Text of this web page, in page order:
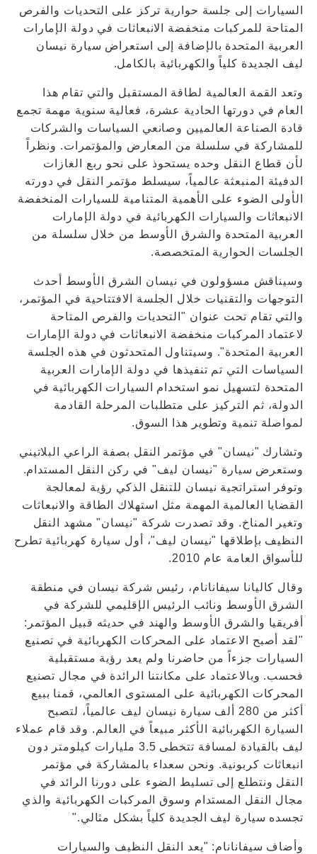
السيارات إلى جلسة حوارية تركز على التحديات والفرص
المتاحة للمركبات منخفضة الانبعاثات في دولة الإمارات
العربية المتحدة بالإضافة إلى استعراض سيارة نيسان
ليف الجديدة كلياً والكهربائية بالكامل.
وتعد القمة العالمية لطاقة المستقبل والتي تقام هذا
العام في دورتها الحادية عشرة، فعالية سنوية مهمة تجمع
قادة الصناعة العالميين وصانعي السياسات والشركات
للمشاركة في سلسلة من المعارض والمؤتمرات. ونظراً
لأن قطاع النقل وحده يستحوذ على نحو ربع الغازات
الدفيئة المنبعثة عالمياً، سيسلط مؤتمر النقل في دورته
الأولى الضوء على الأهمية المتنامية للسيارات المنخفضة
الانبعاثات والسيارات الكهربائية في دولة الإمارات
العربية المتحدة والشرق الأوسط من خلال سلسلة من
الجلسات الحوارية المتخصصة.
وسيناقش مسؤولون في نيسان الشرق الأوسط أحدث
التوجهات والتقنيات خلال الجلسة الافتتاحية في المؤتمر،
والتي تقام تحت عنوان "التحديات والفرص المتاحة
لاعتماد المركبات منخفضة الانبعاثات في دولة الإمارات
العربية المتحدة". وسيتناول المتحدثون في هذه الجلسة
السياسات التي تم تنفيذها في دولة الإمارات العربية
المتحدة لتسهيل نمو استخدام السيارات الكهربائية في
الدولة، ثم التركيز على متطلبات المرحلة القادمة
لمواصلة تنمية وتطوير هذا السوق.
وتشارك "نيسان" في مؤتمر النقل بصفة الراعي البلاتيني
وستعرض سيارة "نيسان ليف" في ركن النقل المستدام.
وتوفر استراتجية نيسان للتنقل الذكي رؤية لمعالجة
القضايا العالمية المهمة مثل استهلاك الطاقة والانبعاثات
وتغير المناخ. وقد تصدرت شركة "نيسان" مشهد النقل
النظيف بإطلاقها "نيسان ليف"، أول سيارة كهربائية تطرح
للأسواق العامة عام 2010.
وقال كاليانا سيفانانام، رئيس شركة نيسان في منطقة
الشرق الأوسط ونائب الرئيس الإقليمي للشركة في
أفريقيا والشرق الأوسط والهند في حديثه قبيل المؤتمر:
"لقد أصبح الاعتماد على المحركات الكهربائية في تصنيع
السيارات جزءاً من حاضرنا ولم يعد رؤية مستقبلية
فحسب. وبالاعتماد على مكانتنا الرائدة في مجال تصنيع
المحركات الكهربائية على المستوى العالمي، قمنا ببيع
أكثر من 280 ألف سيارة نيسان ليف عالمياً، لتصبح
السيارة الكهربائية الأكثر مبيعاً في العالم. وقد قام عملاء
ليف بالقيادة لمسافة تتخطى 3.5 مليارات كيلومتر دون
انبعاثات كربونية. ونحن سعداء بالمشاركة في مؤتمر
النقل ونتطلع إلى تسليط الضوء على دورنا الرائد في
مجال النقل المستدام وسوق المركبات الكهربائية والذي
تجسده سيارة ليف الجديدة كلياً بشكل مثالي."
وأضاف سيفانانام: "يعد النقل النظيف والسيارات